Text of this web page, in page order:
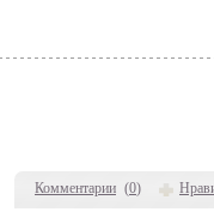
Комментарии (0)